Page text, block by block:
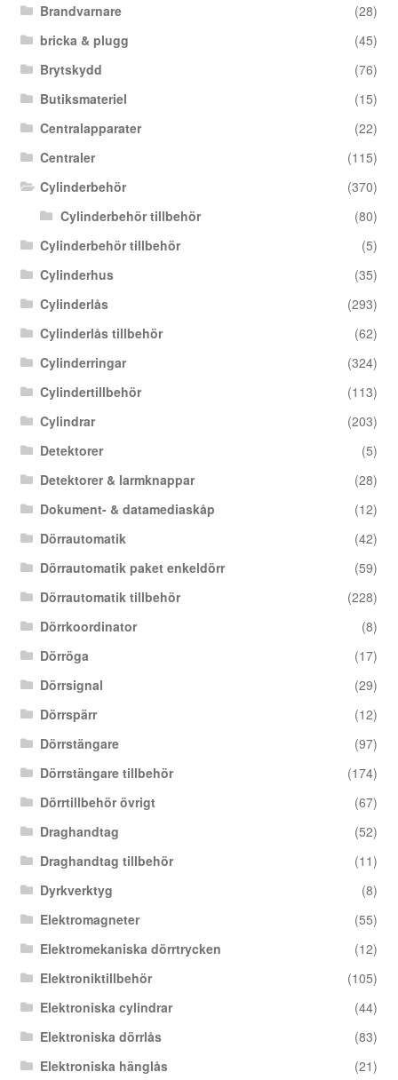
Brandvarnare
(28)
bricka & plugg
(45)
Brytskydd
(76)
Butiksmateriel
(15)
Centralapparater
(22)
Centraler
(115)
Cylinderbehör
(370)
Cylinderbehör tillbehör
(80)
Cylinderbehör tillbehör
(5)
Cylinderhus
(35)
Cylinderlås
(293)
Cylinderlås tillbehör
(62)
Cylinderringar
(324)
Cylindertillbehör
(113)
Cylindrar
(203)
Detektorer
(5)
Detektorer & larmknappar
(28)
Dokument- & datamediaskåp
(12)
Dörrautomatik
(42)
Dörrautomatik paket enkeldörr
(59)
Dörrautomatik tillbehör
(228)
Dörrkoordinator
(8)
Dörröga
(17)
Dörrsignal
(29)
Dörrspärr
(12)
Dörrstängare
(97)
Dörrstängare tillbehör
(174)
Dörrtillbehör övrigt
(67)
Draghandtag
(52)
Draghandtag tillbehör
(11)
Dyrkverktyg
(8)
Elektromagneter
(55)
Elektromekaniska dörrtrycken
(12)
Elektroniktillbehör
(105)
Elektroniska cylindrar
(44)
Elektroniska dörrlås
(83)
Elektroniska hänglås
(21)